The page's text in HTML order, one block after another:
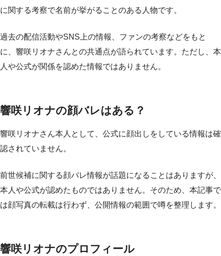
に関する考察で名前が挙がることのある人物です。
過去の配信活動やSNS上の情報、ファンの考察などをもと
に、響咲リオナさんとの共通点が語られています。ただし、本
人や公式が関係を認めた情報ではありません。
響咲リオナの顔バレはある？
響咲リオナさん本人として、公式に顔出しをしている情報は確
認されていません。
前世候補に関する顔バレ情報が話題になることはありますが、
本人や公式が認めたものではありません。そのため、本記事で
は顔写真の転載は行わず、公開情報の範囲で噂を整理します。
響咲リオナのプロフィール